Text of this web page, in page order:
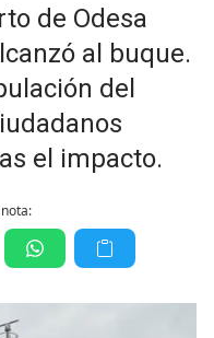
de Odesa
al buque.
del
el impacto.